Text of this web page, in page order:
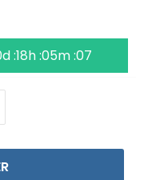
:18h :05m :06